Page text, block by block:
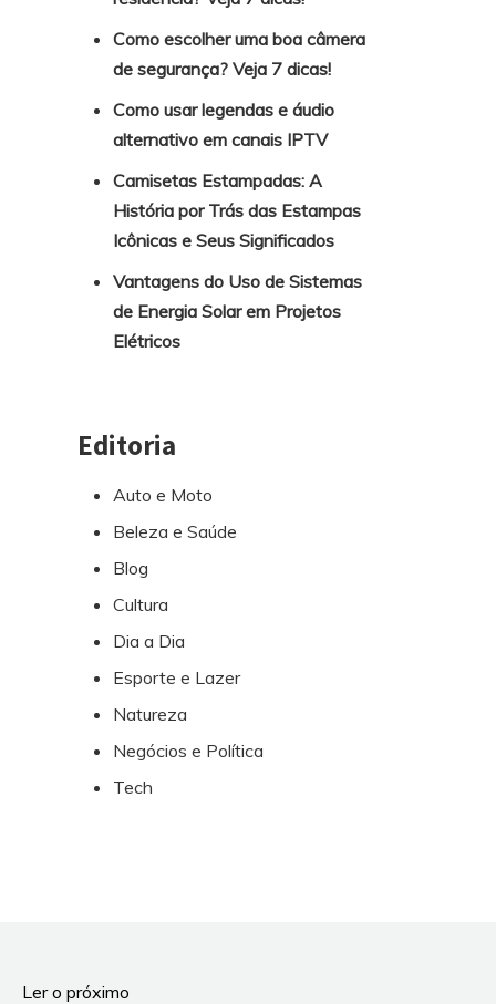
Como escolher uma boa câmera
de segurança? Veja 7 dicas!
Como usar legendas e áudio
alternativo em canais IPTV
Camisetas Estampadas: A
História por Trás das Estampas
Icônicas e Seus Significados
Vantagens do Uso de Sistemas
de Energia Solar em Projetos
Elétricos
Editoria
Auto e Moto
Beleza e Saúde
Blog
Cultura
Dia a Dia
Esporte e Lazer
Natureza
Negócios e Política
Tech
Ler o próximo